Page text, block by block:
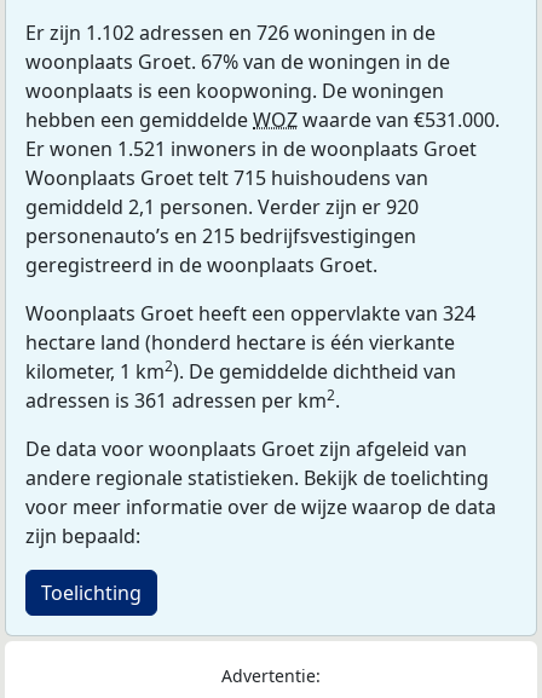
Er zijn 1.102 adressen en 726 woningen in de
woonplaats Groet. 67% van de woningen in de
woonplaats is een koopwoning. De woningen
hebben een gemiddeldeWOZwaarde van €531.000.
Er wonen 1.521 inwoners in de woonplaats Groet
Woonplaats Groet telt 715 huishoudens van
gemiddeld 2,1 personen. Verder zijn er 920
personenauto’s en 215 bedrijfsvestigingen
geregistreerd in de woonplaats Groet.
Woonplaats Groet heeft een oppervlakte van 324
hectare land (honderd hectare is één vierkante
kilometer, 1 km2). De gemiddelde dichtheid van
adressen is 361 adressen per km2.
De data voor woonplaats Groet zijn afgeleid van
andere regionale statistieken. Bekijk de toelichting
voor meer informatie over de wijze waarop de data
zijn bepaald:
Toelichting
Advertentie: